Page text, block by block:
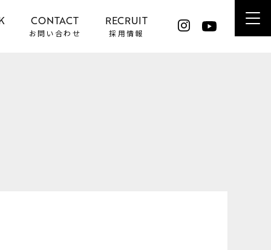
CONTACT
お問い合わせ
RECRUIT
採用情報